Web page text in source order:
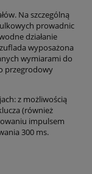
Na szczególną
prowadnic
działanie
wyposażona
wymiarami do
przegrodowy
z możliwością
(również
impulsem
300 ms.